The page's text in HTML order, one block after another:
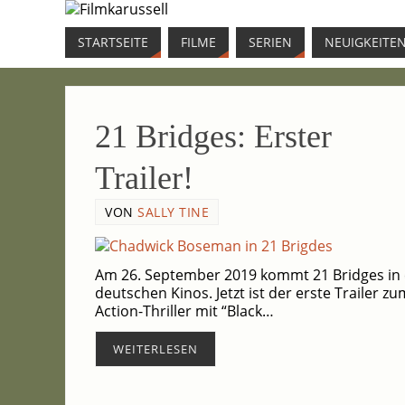
START­SEI­TE FIL­ME SERI­EN NEU­IG­KEI­TEN
21 Bridges: Ers­ter
Trailer!
VON SALLY TINE
Am 26. Sep­tem­ber 2019 kommt 21 Bridges in
deut­schen Kinos. Jetzt ist der ers­te Trai­ler
Action-Thriller mit “Black…
WEI­TER­LE­SEN